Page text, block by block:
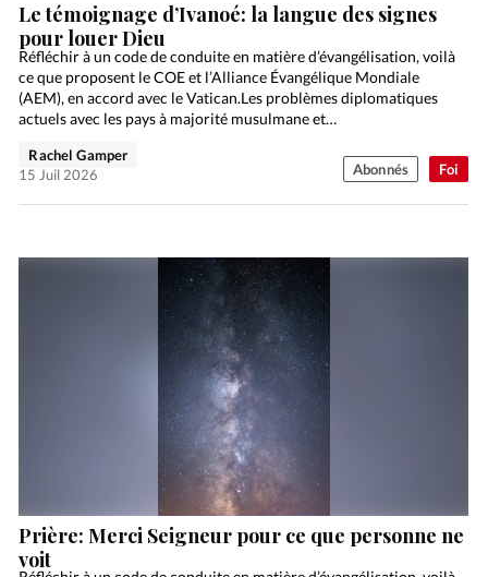
Foi
Le témoignage d’Ivanoé: la langue des signes
pour louer Dieu
Réfléchir à un code de conduite en matière d’évangélisation, voilà
ce que proposent le COE et l’Alliance Évangélique Mondiale
(AEM), en accord avec le Vatican.Les problèmes diplomatiques
actuels avec les pays à majorité musulmane et…
Rachel Gamper
15 Juil 2026
Abonnés
Prière: Merci Seigneur pour ce que personne ne
voit